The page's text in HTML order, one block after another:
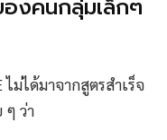
งคนกลุ่มเล็กๆ
ไม่ได้มาจากสูตรสำเร็จ
ๆ ว่า